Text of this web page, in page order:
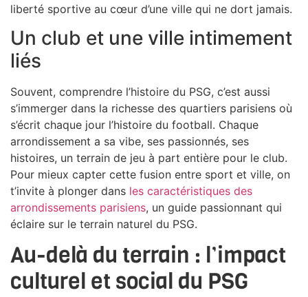
liberté sportive au cœur d’une ville qui ne dort jamais.
Un club et une ville intimement
liés
Souvent, comprendre l’histoire du PSG, c’est aussi
s’immerger dans la richesse des quartiers parisiens où
s’écrit chaque jour l’histoire du football. Chaque
arrondissement a sa vibe, ses passionnés, ses
histoires, un terrain de jeu à part entière pour le club.
Pour mieux capter cette fusion entre sport et ville, on
t’invite à plonger dans les caractéristiques des
arrondissements parisiens, un guide passionnant qui
éclaire sur le terrain naturel du PSG.
Au-delà du terrain : l’impact
culturel et social du PSG